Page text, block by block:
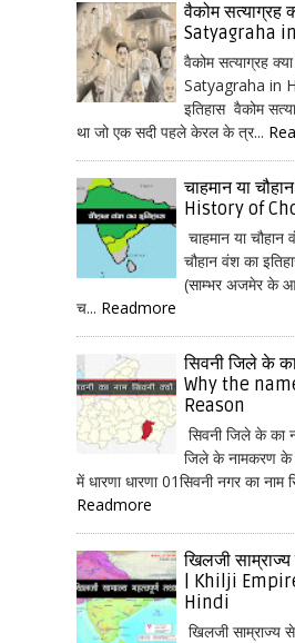
वैकोम सत्याग्रह
Satyagraha
वैकोम सत्याग्रह
Satyagraha in
इतिहास वैकोम
था जो एक सदी पहले केरल के त्र...
चाहमान या
History of
चाहमान या चौहान
चौहान वंश का
(साम्भर अजमेर के
च... Readmore
सिवनी जिले के का
Why the
Reason
सिवनी जिले के का
जिले के नामकरण
में धारणा धारणा 01सिवनी नगर का नाम
Readmore
खिलजी
| Khilji
Hindi
खिलजी साम्राज्य